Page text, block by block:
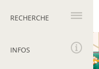
principale
RECHERCHE
INFOS